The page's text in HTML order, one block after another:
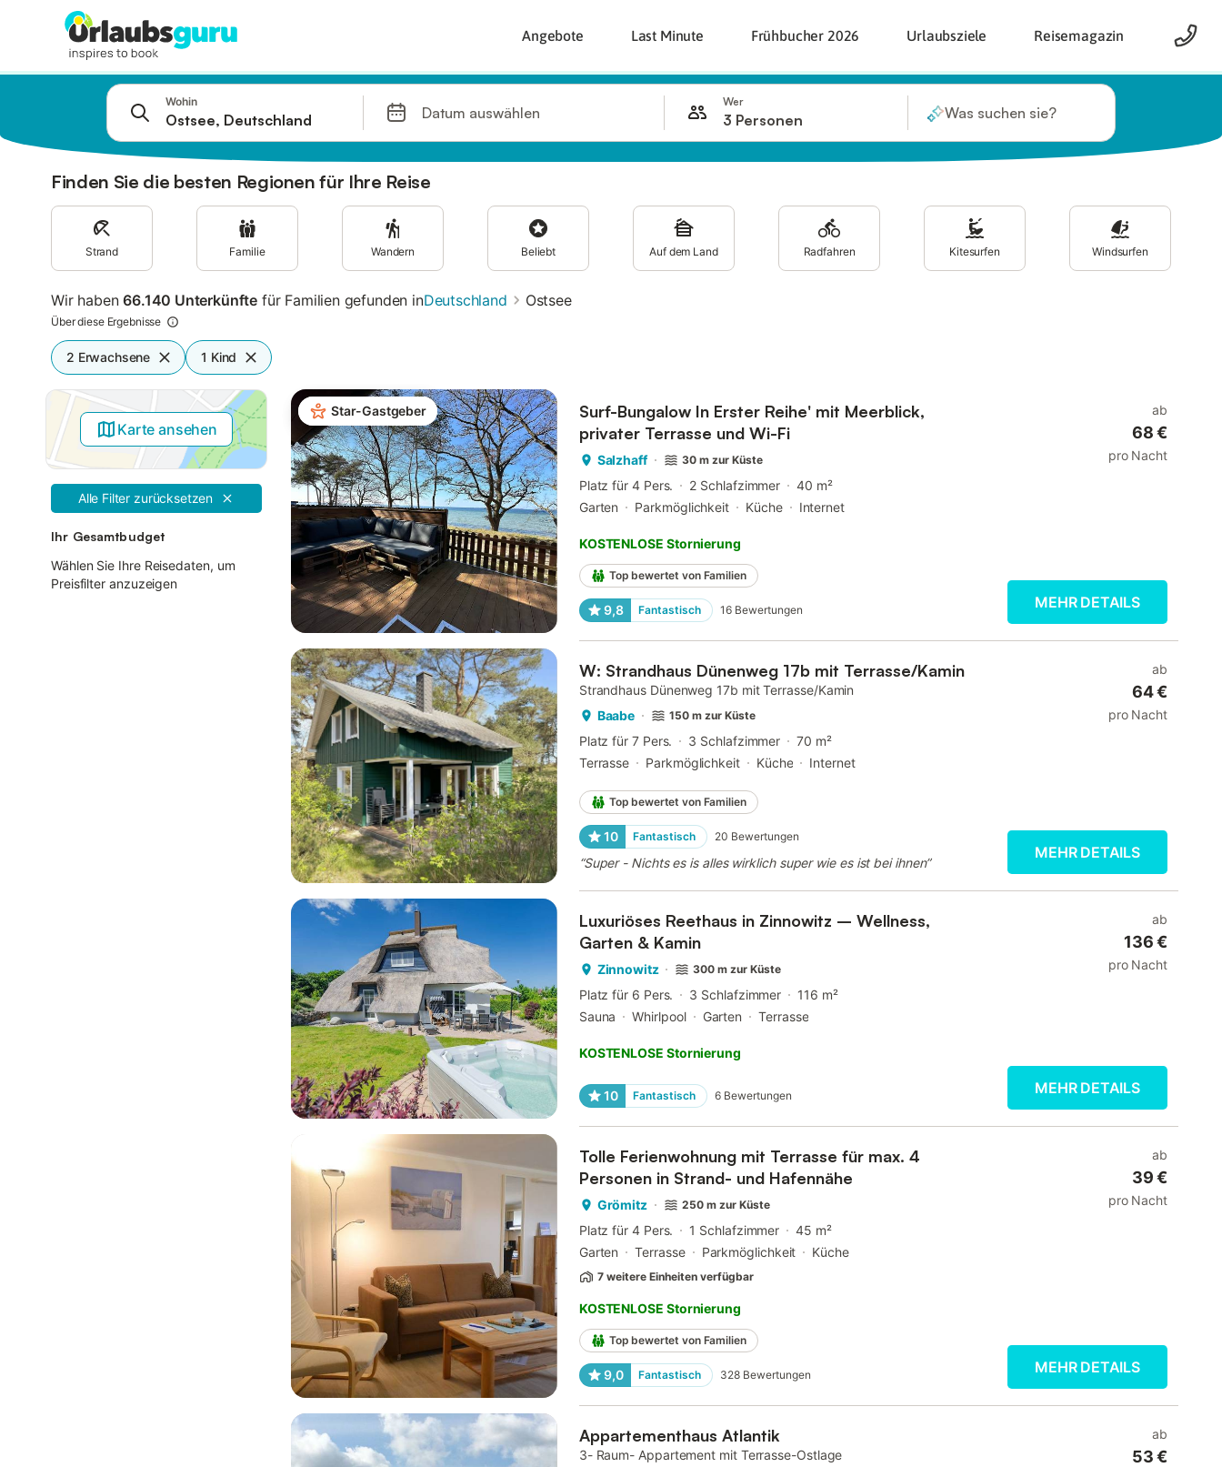
Angebote Last Minute Frühbucher 2026 Urlaubsziele Reisemagazin
Filter
Angebote
Wohin
Datum auswählen
Wer
3 Personen Was suchen sie?
Finden Sie die besten Regionen für Ihre Reise
Strand Familie Wandern Beliebt Auf dem Land Radfahren Kitesurfen Windsurfen
Wir haben66.140 Unterkünfte für Familien gefunden inDeutschland Ostsee
Über diese Ergebnisse
2 Erwachsene 1 Kind
Karte ansehen
Alle Filter zurücksetzen
Ihr Gesamtbudget
Wählen Sie Ihre Reisedaten, um
Preisfilter anzuzeigen
Star-Gastgeber
Surf-Bungalow In Erster Reihe' mit Meerblick,
privater Terrasse und Wi-Fi
Salzhaff 30 m zur Küste
Platz für 4 Pers. 2 Schlafzimmer
40 m²
Garten
Parkmöglichkeit Küche Internet
KOSTENLOSE Stornierung
Top bewertet von Familien
9,8 Fantastisch 16 Bewertungen
ab
68 €
pro Nacht
MEHR DETAILS
W: Strandhaus Dünenweg 17b mit Terrasse/Kamin
Strandhaus Dünenweg 17b mit Terrasse/Kamin
Baabe
150 m zur Küste
Platz für 7 Pers. 3 Schlafzimmer
70 m²
Terrasse
Parkmöglichkeit Küche Internet
Top bewertet von Familien
10 Fantastisch 20 Bewertungen
“Super - Nichts es is alles wirklich super wie es ist bei ihnen”
ab
64 €
pro Nacht
MEHR DETAILS
Luxuriöses Reethaus in Zinnowitz – Wellness,
Garten & Kamin
Zinnowitz 300 m zur Küste
Platz für 6 Pers. 3 Schlafzimmer
116 m²
Sauna
Whirlpool Garten Terrasse
KOSTENLOSE Stornierung
10 Fantastisch 6 Bewertungen
ab
136 €
pro Nacht
MEHR DETAILS
Tolle Ferienwohnung mit Terrasse für max. 4
Personen in Strand- und Hafennähe
Grömitz 250 m zur Küste
Platz für 4 Pers. 1 Schlafzimmer
45 m²
Garten
Terrasse Parkmöglichkeit Küche
7 weitere Einheiten verfügbar
KOSTENLOSE Stornierung
Top bewertet von Familien
9,0 Fantastisch 328 Bewertungen
ab
39 €
pro Nacht
MEHR DETAILS
Appartementhaus Atlantik
3- Raum- Appartement mit Terrasse-Ostlage
ab
53 €